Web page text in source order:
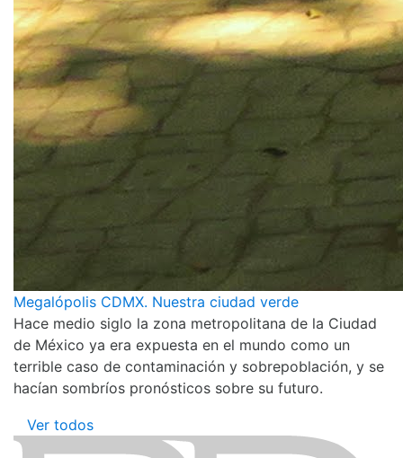
Megalópolis CDMX. Nuestra ciudad verde
Hace medio siglo la zona metropolitana de la Ciudad
de México ya era expuesta en el mundo como un
terrible caso de contaminación y sobrepoblación, y se
hacían sombríos pronósticos sobre su futuro.
Ver todos